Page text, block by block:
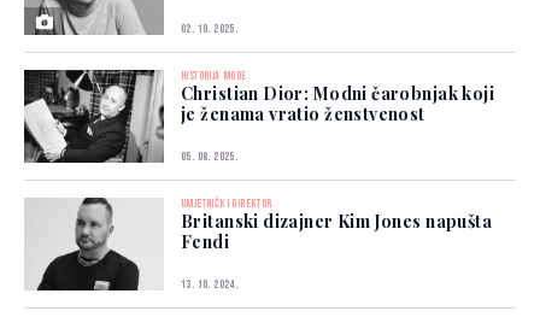
02. 10. 2025.
HISTORIJA MODE
Christian Dior: Modni čarobnjak koji
je ženama vratio ženstvenost
05. 08. 2025.
UMJETNIČKI DIREKTOR
Britanski dizajner Kim Jones napušta
Fendi
13. 10. 2024.